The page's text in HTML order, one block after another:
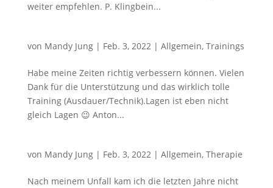
weiter empfehlen. P. Klingbein...
von Mandy Jung| Feb. 3, 2022| Allgemein, Trainings
Habe meine Zeiten richtig verbessern können. Vielen
Dank für die Unterstützung und das wirklich tolle
Training (Ausdauer/Technik).Lagen ist eben nicht
gleich Lagen 😉 Anton...
von Mandy Jung| Feb. 3, 2022| Allgemein, Therapie
Nach meinem Unfall kam ich die letzten Jahre nicht